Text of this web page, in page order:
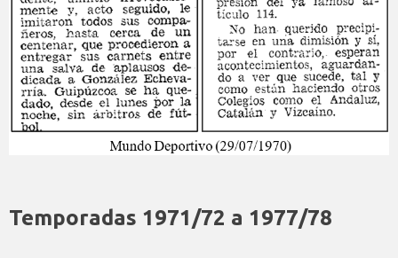
Temporadas 1971/72 a 1977/78